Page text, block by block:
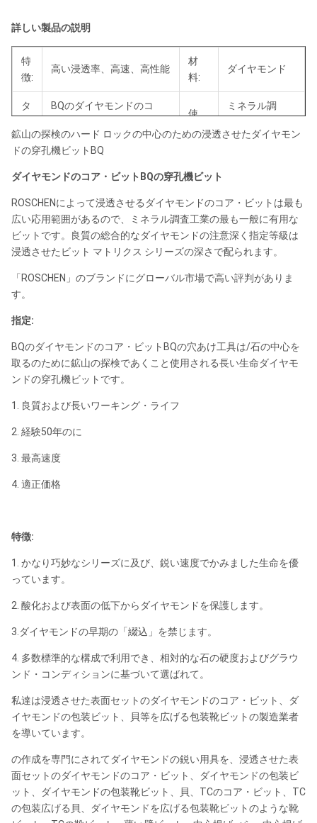
詳しい製品の説明
特
徴:
高い浸透率、高速、高性能
材
料:
ダイヤモンド
タ
プ:
BQのダイヤモンドのコ
具
使
用:
ミネラル調
調査
品
名:
穿孔機ビット
の高
さ:
び16mm
鉱山の探検のハード ロックの中心のための浸透させたダイヤモン
ドの穿孔機ビットBQ
ダイヤモンドのコア・ビットBQの穿孔機ビット
ROSCHENによって浸透させるダイヤモンドのコア・ビットは最も
広い応用範囲があるので、ミネラル調査工業の最も一般に有用な
ビットです。良質の総合的なダイヤモンドの注意深く指定等級は
浸透させたビット マトリクス シリーズの深さで配られます。
「ROSCHEN」のブランドにグローバル市場で高い評判がありま
す。
指定:
BQのダイヤモンドのコア・ビットBQの穴あけ工具は/石の中心を
取るのために鉱山の探検であくこと使用される長い生命ダイヤモ
ンドの穿孔機ビットです。
1. 良質および長いワーキング・ライフ
2. 経験50年のに
3. 最高速度
4. 適正価格
特徴:
1. かなり巧妙なシリーズに及び、鋭い速度でかみました生命を優
っています。
2. 酸化および表面の低下からダイヤモンドを保護します。
3.ダイヤモンドの早期の「綴込」を禁じます。
4. 多数標準的な構成で利用でき、相対的な石の硬度およびグラウ
ンド・コンディションに基づいて選ばれて。
私達は浸透させた表面セットのダイヤモンドのコア・ビット、ダ
イヤモンドの包装ビット、貝等を広げる包装靴ビットの製造業者
を導いています。
の作成を専門にされてダイヤモンドの鋭い用具を、浸透させた表
面セットのダイヤモンドのコア・ビット、ダイヤモンドの包装ビ
ット、ダイヤモンドの包装靴ビット、貝、TCのコア・ビット、TC
の包装広げる貝、ダイヤモンドを広げる包装靴ビットのような靴